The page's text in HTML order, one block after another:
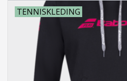
Padel
TENNISKLEDING